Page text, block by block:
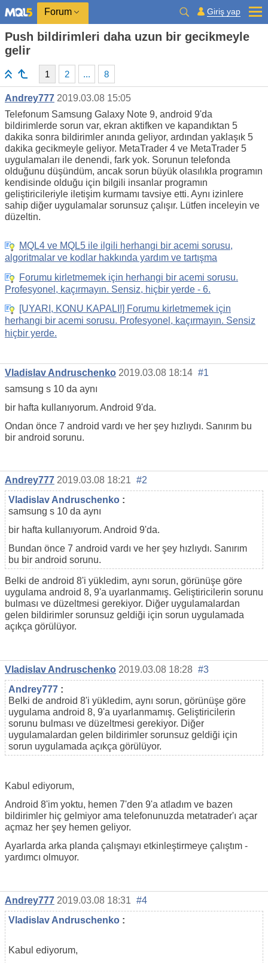
Forum Giriş yap
Push bildirimleri daha uzun bir gecikmeyle
gelir
1 2 ... 8
Andrey777 2019.03.08 15:05
Telefonum Samsung Galaxy Note 9, android 9'da
bildirimlerde sorun var, ekran aktifken ve kapandıktan 5
dakika sonra bildirimler anında geliyor, ardından yaklaşık 5
dakika gecikmeyle geliyor. MetaTrader 4 ve MetaTrader 5
uygulamaları ile denendi, fark yok. Sorunun telefonda
olduğunu düşündüm, ancak sorun büyük olasılıkla programın
kendisinde olduğu için bilgili insanlar programın
geliştiricileriyle iletişim kurmamı tavsiye etti. Aynı izinlere
sahip diğer uygulamalar sorunsuz çalışır. Lütfen inceleyin ve
düzeltin.
MQL4 ve MQL5 ile ilgili herhangi bir acemi sorusu,
algoritmalar ve kodlar hakkında yardım ve tartışma
Forumu kirletmemek için herhangi bir acemi sorusu.
Profesyonel, kaçırmayın. Sensiz, hiçbir yerde - 6.
[UYARI, KONU KAPALI!] Forumu kirletmemek için
herhangi bir acemi sorusu. Profesyonel, kaçırmayın. Sensiz
hiçbir yerde.
Vladislav Andruschenko 2019.03.08 18:14 #1
samsung s 10 da aynı
bir hafta kullanıyorum. Android 9'da.
Ondan önce 7 android vardı ve her şey hızlıydı. Sanırım bu
bir android sorunu.
Andrey777 2019.03.08 18:21 #2
Vladislav Andruschenko :
samsung s 10 da aynı
bir hafta kullanıyorum. Android 9'da.
Bundan önce 7 android vardı ve her şey hızlıydı. Sanırım
bu bir android sorunu.
Belki de android 8'i yükledim, aynı sorun, görünüşe göre
uygulama android 8, 9'a uyarlanmamış. Geliştiricilerin sorunu
bulması ve düzeltmesi gerekiyor. Diğer uygulamalardan
gelen bildirimler sorunsuz geldiği için sorun uygulamada
açıkça görülüyor.
Vladislav Andruschenko 2019.03.08 18:28 #3
Andrey777 :
Belki de android 8'i yükledim, aynı sorun, görünüşe göre
uygulama android 8, 9'a uyarlanmamış. Geliştiricilerin
sorunu bulması ve düzeltmesi gerekiyor. Diğer
uygulamalardan gelen bildirimler sorunsuz geldiği için
sorun uygulamada açıkça görülüyor.
Kabul ediyorum,
Android 8'im yoktu, hemen 7'den 9'a atladım ve bazen
bildirimler hiç gelmiyor ama telefonunuzda metatrader'ı açar
açmaz her şey hemen geliyor.
Ayarlarda arka planda çalışmayı etkinleştirmeye çalıştım -
yardımcı olmuyor.
Andrey777 2019.03.08 18:31 #4
Vladislav Andruschenko :
Kabul ediyorum,